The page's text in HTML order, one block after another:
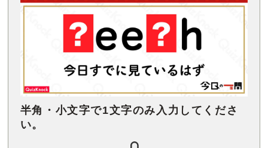
半角・小文字で1文字のみ入力してくださ
い。